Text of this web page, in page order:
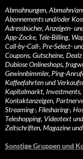
Abmahnungen, Abmahn/
Abonnements und/oder
Adressbücher, Anzeigen-
App-Zocke, Tele-Billing,
Call-by-Call-, Pre-Select-
Coupons, Gutscheine,
Dubiose Onlineshops,
Gewinnbimmler, Ping-
Kaffeefahrten und
Kapitalmarkt,
Kontaktanzeigen,
Streaming-, Filesharing-,
Teleshopping, Videotext
Zeitschriften, Magazine
Sonstige Gruppen und